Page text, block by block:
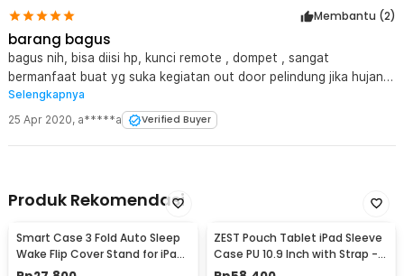
Membantu (2)
barang bagus
bagus nih, bisa diisi hp, kunci remote , dompet , sangat
bermanfaat buat yg suka kegiatan out door pelindung jika hujan
atau cipratan air trims ya jktnotebook
Selengkapnya
25 Apr 2020, a*****a Verified Buyer
Produk Rekomendasi
Smart Case 3 Fold Auto Sleep
Wake Flip Cover Stand for iPad
Mini 1/2/3 iPad Mini - A-02
ZEST Pouch Tablet iPad Sleeve
Case PU 10.9 Inch with Strap -
BM109